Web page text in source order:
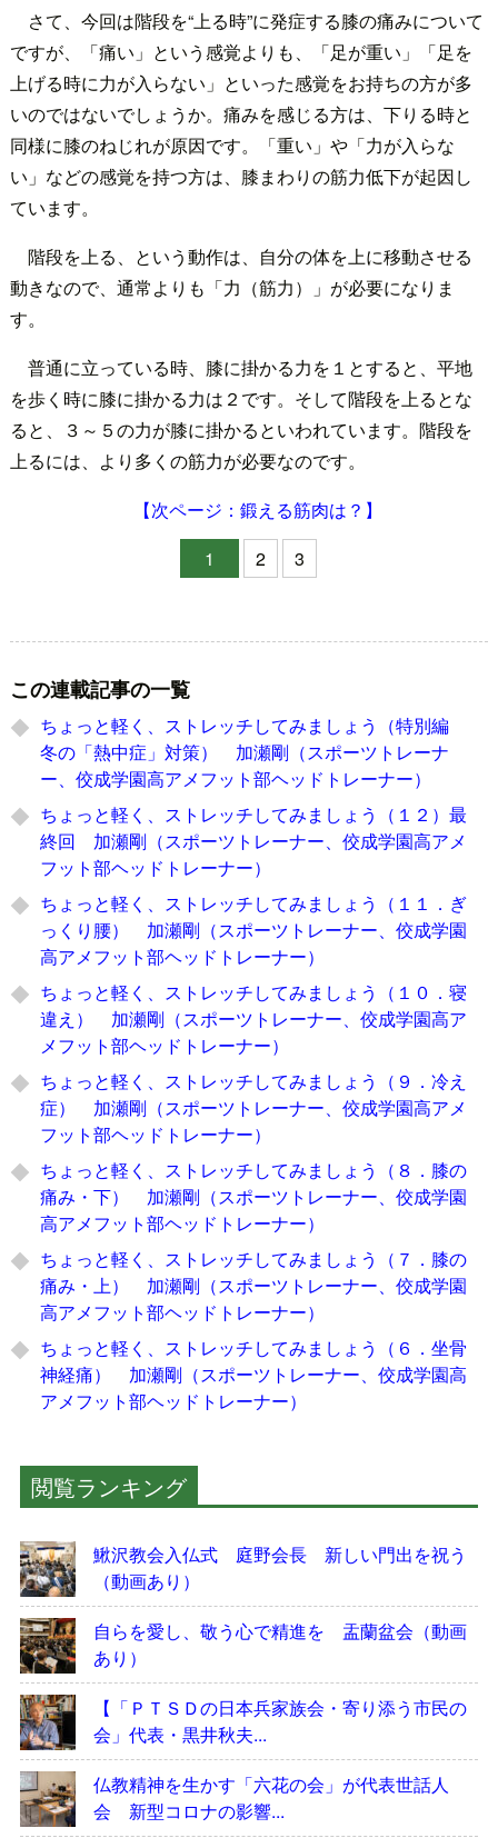
さて、今回は階段を“上る時”に発症する膝の痛みについて
ですが、「痛い」という感覚よりも、「足が重い」「足を
上げる時に力が入らない」といった感覚をお持ちの方が多
いのではないでしょうか。痛みを感じる方は、下りる時と
同様に膝のねじれが原因です。「重い」や「力が入らな
い」などの感覚を持つ方は、膝まわりの筋力低下が起因し
ています。
階段を上る、という動作は、自分の体を上に移動させる
動きなので、通常よりも「力（筋力）」が必要になりま
す。
普通に立っている時、膝に掛かる力を１とすると、平地
を歩く時に膝に掛かる力は２です。そして階段を上るとな
ると、３～５の力が膝に掛かるといわれています。階段を
上るには、より多くの筋力が必要なのです。
【次ページ：鍛える筋肉は？】
1
2 3
この連載記事の一覧
ちょっと軽く、ストレッチしてみましょう（特別編
冬の「熱中症」対策） 加瀬剛（スポーツトレーナ
ー、佼成学園高アメフット部ヘッドトレーナー）
ちょっと軽く、ストレッチしてみましょう（１２）最
終回 加瀬剛（スポーツトレーナー、佼成学園高アメ
フット部ヘッドトレーナー）
ちょっと軽く、ストレッチしてみましょう（１１．ぎ
っくり腰） 加瀬剛（スポーツトレーナー、佼成学園
高アメフット部ヘッドトレーナー）
ちょっと軽く、ストレッチしてみましょう（１０．寝
違え） 加瀬剛（スポーツトレーナー、佼成学園高ア
メフット部ヘッドトレーナー）
ちょっと軽く、ストレッチしてみましょう（９．冷え
症） 加瀬剛（スポーツトレーナー、佼成学園高アメ
フット部ヘッドトレーナー）
ちょっと軽く、ストレッチしてみましょう（８．膝の
痛み・下） 加瀬剛（スポーツトレーナー、佼成学園
高アメフット部ヘッドトレーナー）
ちょっと軽く、ストレッチしてみましょう（７．膝の
痛み・上） 加瀬剛（スポーツトレーナー、佼成学園
高アメフット部ヘッドトレーナー）
ちょっと軽く、ストレッチしてみましょう（６．坐骨
神経痛） 加瀬剛（スポーツトレーナー、佼成学園高
アメフット部ヘッドトレーナー）
閲覧ランキング
鰍沢教会入仏式 庭野会長 新しい門出を祝う
（動画あり）
自らを愛し、敬う心で精進を 盂蘭盆会（動画
あり）
【「ＰＴＳＤの日本兵家族会・寄り添う市民の
会」代表・黒井秋夫...
仏教精神を生かす「六花の会」が代表世話人
会 新型コロナの影響...